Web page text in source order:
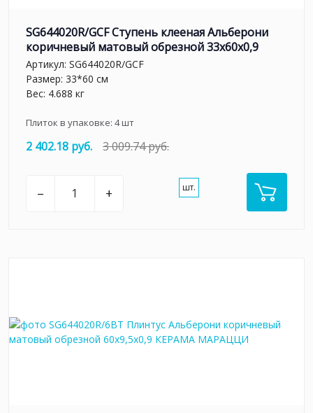
SG644020R/GCF Ступень клееная Альберони
коричневый матовый обрезной 33x60x0,9
Артикул: SG644020R/GCF
Размер: 33*60 см
Вес: 4.688 кг
Плиток в упаковке: 4шт
2 402.18 руб. 3 009.74 руб.
– + шт.